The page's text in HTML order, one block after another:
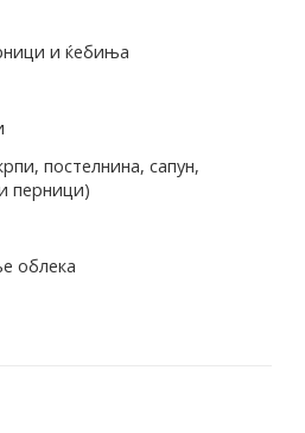
и ќебиња
постелнина, сапун,
перници)
облека